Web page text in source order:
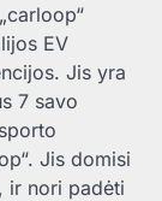
EV
Jis yra
7 savo
Jis domisi
ir nori padėti